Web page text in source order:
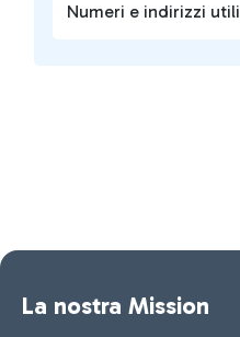
Numeri e indirizzi utili
La nostra Mission